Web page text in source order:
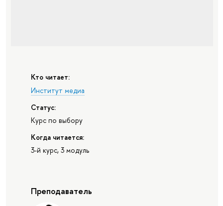
Кто читает:
Институт медиа
Статус:
Курс по выбору
Когда читается:
3-й курс, 3 модуль
Преподаватель